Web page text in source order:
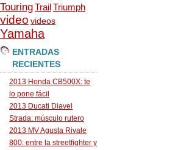
TouringTrailTriumph
video videos
Yamaha
ENTRADAS
RECIENTES
2013 Honda CB500X: te
lo pone fácil
2013 Ducati Diavel
Strada: músculo rutero
2013 MV Agusta Rivale
800: entre la streetfighter y